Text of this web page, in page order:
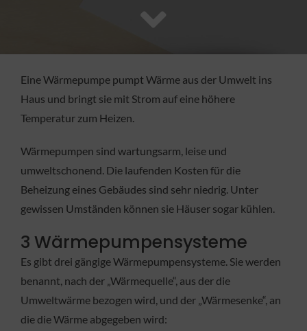
FACHBETRIEB
KONTAKT
Eine Wärmepumpe pumpt Wärme aus der Umwelt ins
Haus und bringt sie mit Strom auf eine höhere
Temperatur zum Heizen.
Wärmepumpen sind wartungsarm, leise und
umweltschonend. Die laufenden Kosten für die
Beheizung eines Gebäudes sind sehr niedrig. Unter
gewissen Umständen können sie Häuser sogar kühlen.
3 Wärmepumpensysteme
Es gibt drei gängige Wärmepumpensysteme. Sie werden
benannt, nach der „Wärmequelle“, aus der die
Umweltwärme bezogen wird, und der „Wärmesenke“, an
die die Wärme abgegeben wird: